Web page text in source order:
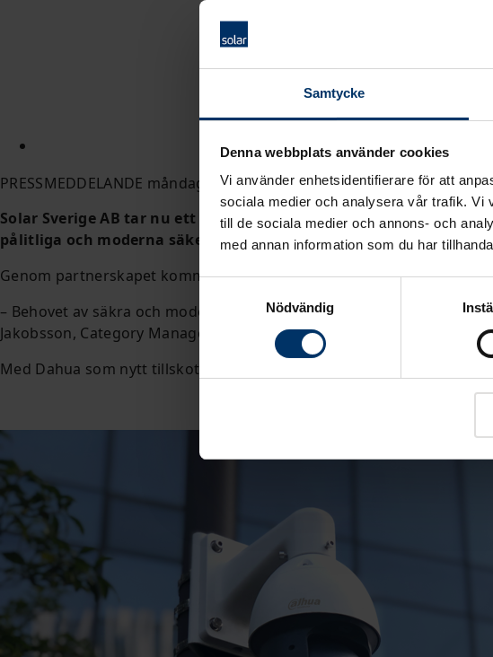
Samtycke
Denna webbplats använder cookies
Vi använder enhetsidentifierare för att
sociala medier och analysera vår trafik. Vi
till de sociala medier och annons- och
med annan information som du har
Nödvändig
PRESSMEDDELANDE måndag 9 februari 2026
Solar Sverige AB tar nu ett strategiskt steg för att bredda sitt
pålitliga och moderna säkerhetslösningar på den svenska
Genom partnerskapet kommer Solar att erbjuda ett omfattande
– Behovet av säkra och moderna lösningar växer snabbt. Med
Jakobsson, Category Manager Security på Solar Sverige.
Med Dahua som nytt tillskott fortsätter Solar att utveckla och